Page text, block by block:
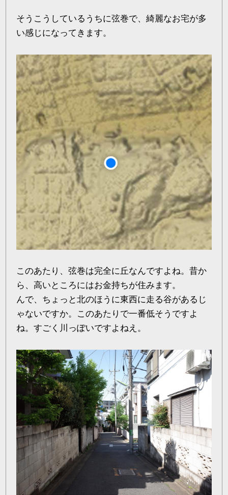
そうこうしているうちに弦巻で、綺麗なお宅が多
い感じになってきます。
このあたり、弦巻は完全に丘なんですよね。昔か
ら、高いところにはお金持ちが住みます。
んで、ちょっと北のほうに東西に走る谷があるじ
ゃないですか。このあたりで一番低そうですよ
ね。すごく川っぽいですよねえ。